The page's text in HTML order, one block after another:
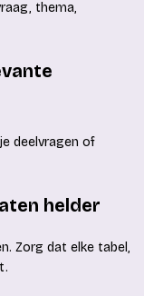
thema,
deelvragen of
helder
Zorg dat elke tabel,